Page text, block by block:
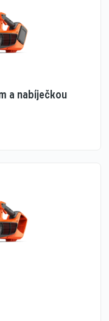
a nabíječkou